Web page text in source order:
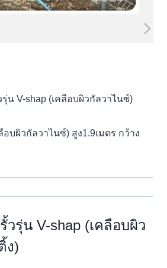
น V-shap (เคลือบผิวกัลวาไนซ์)
อบผิวกัลวาไนซ์) สูง1.9เมตร กว้าง
วรุ่น V-shap (เคลือบผิว
ง)